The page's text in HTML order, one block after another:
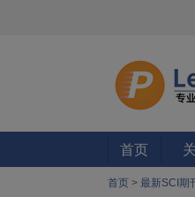
首页
首页 > 最新SCI期